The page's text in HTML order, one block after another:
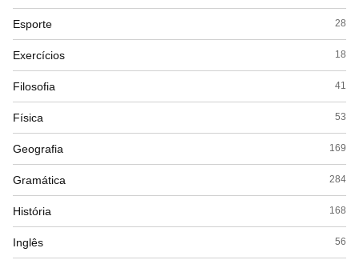
Esporte 28
Exercícios 18
Filosofia 41
Física 53
Geografia 169
Gramática 284
História 168
Inglês 56